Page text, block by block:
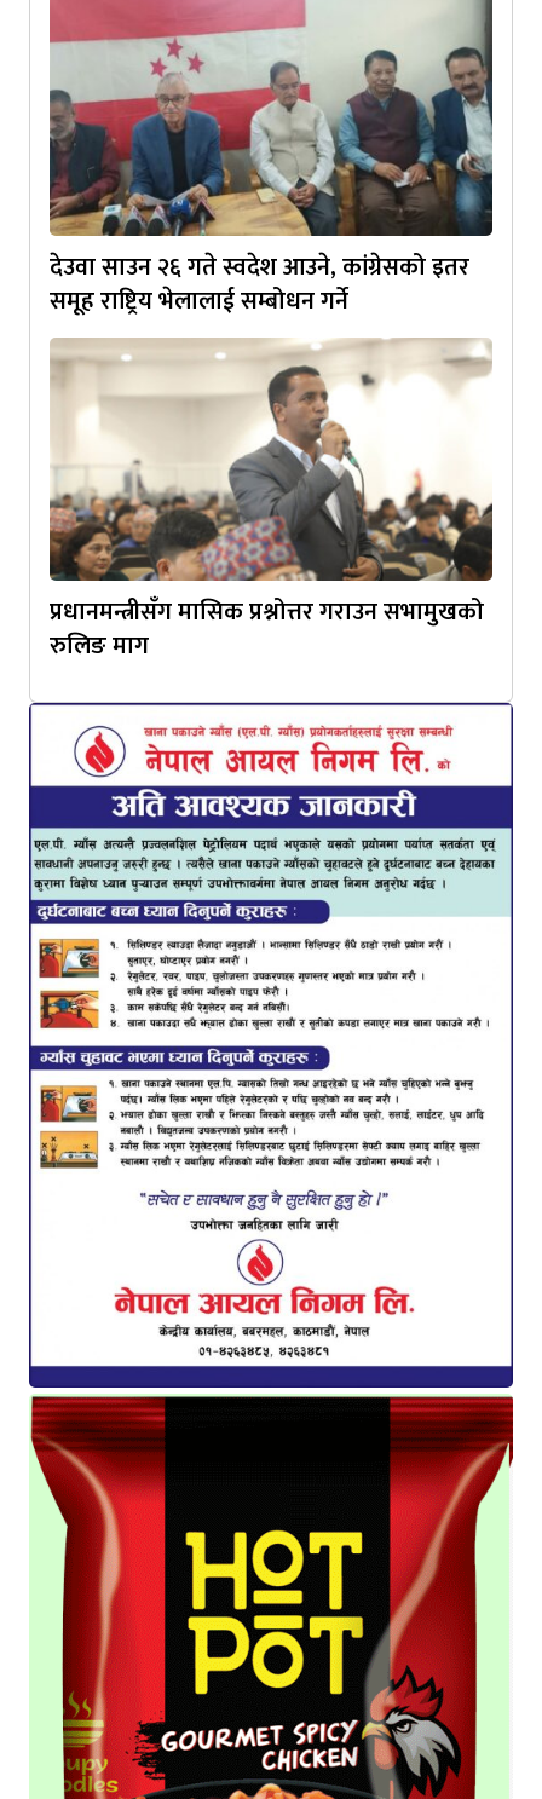
देउवा साउन २६ गते स्वदेश आउने, कांग्रेसको इतर
समूह राष्ट्रिय भेलालाई सम्बोधन गर्ने
प्रधानमन्त्रीसँग मासिक प्रश्नोत्तर गराउन सभामुखको
रुलिङ माग